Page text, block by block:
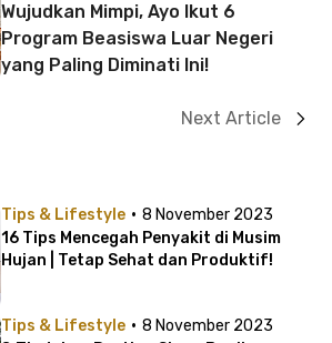
Wujudkan Mimpi, Ayo Ikut 6
Program Beasiswa Luar Negeri
yang Paling Diminati Ini!
Next Article
Tips & Lifestyle · 8 November 2023
16 Tips Mencegah Penyakit di Musim
Hujan | Tetap Sehat dan Produktif!
Tips & Lifestyle · 8 November 2023